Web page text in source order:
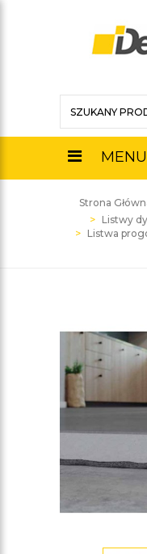
MENU
Strona
Listwy
Listwa